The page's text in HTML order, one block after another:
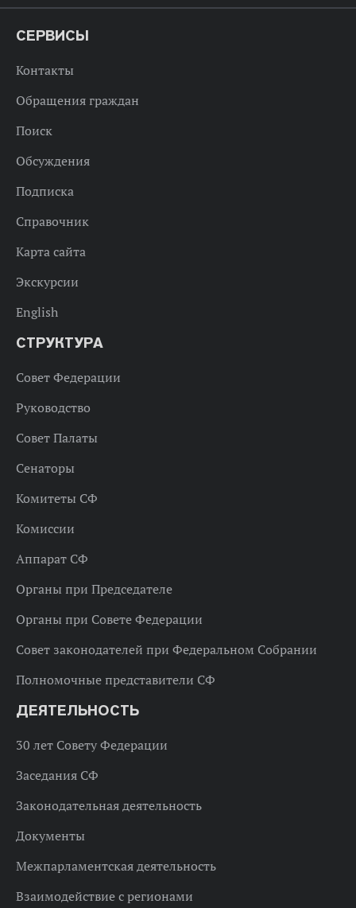
СЕРВИСЫ
Контакты
Обращения граждан
Поиск
Обсуждения
Подписка
Справочник
Карта сайта
Экскурсии
English
СТРУКТУРА
Совет Федерации
Руководство
Совет Палаты
Сенаторы
Комитеты СФ
Комиссии
Аппарат СФ
Органы при Председателе
Органы при Совете Федерации
Совет законодателей при Федеральном Собрании
Полномочные представители СФ
ДЕЯТЕЛЬНОСТЬ
30 лет Совету Федерации
Заседания СФ
Законодательная деятельность
Документы
Межпарламентская деятельность
Взаимодействие с регионами